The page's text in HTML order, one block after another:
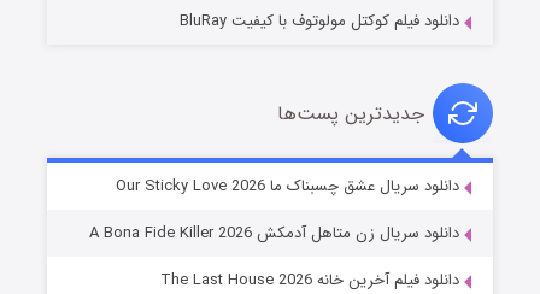
شوهر
دانلود فیلم کوکتل مولوتوف با کیفیت BluRay
جدیدترین پست‌ها
دانلود سریال عشق چسبناک ما Our Sticky Love 2026
دانلود سریال زن متاهل آدمکش A Bona Fide Killer 2026
دانلود فیلم آخرین خانه The Last House 2026